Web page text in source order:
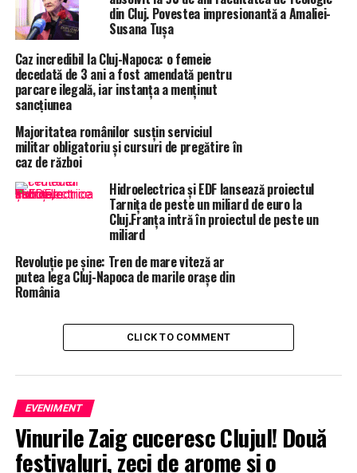
din Cluj. Povestea impresionantă a Amaliei-
Susana Tușa
Caz incredibil la Cluj-Napoca: o femeie
decedată de 3 ani a fost amendată pentru
parcare ilegală, iar instanța a menținut
sancțiunea
Majoritatea românilor susțin serviciul
militar obligatoriu și cursuri de pregătire în
caz de război
Hidroelectrica și EDF lansează proiectul
Tarnița de peste un miliard de euro la
Cluj.Franța intră în proiectul de peste un
miliard
Revoluție pe șine: Tren de mare viteză ar
putea lega Cluj-Napoca de marile orașe din
România
CLICK TO COMMENT
EVENIMENT
Vinurile Zaig cuceresc Clujul! Două
festivaluri, zeci de arome și o